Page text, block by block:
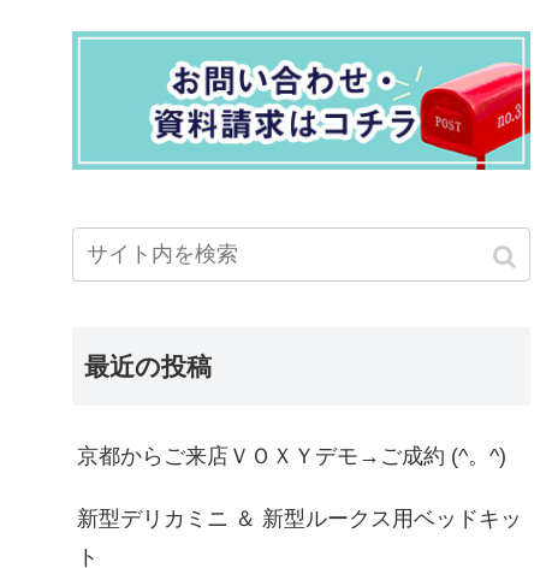
最近の投稿
京都からご来店ＶＯＸＹデモ→ご成約 (^。^)
新型デリカミニ ＆ 新型ルークス用ベッドキッ
ト